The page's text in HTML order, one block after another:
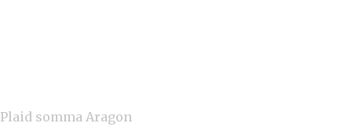
Plaid somma Aragon